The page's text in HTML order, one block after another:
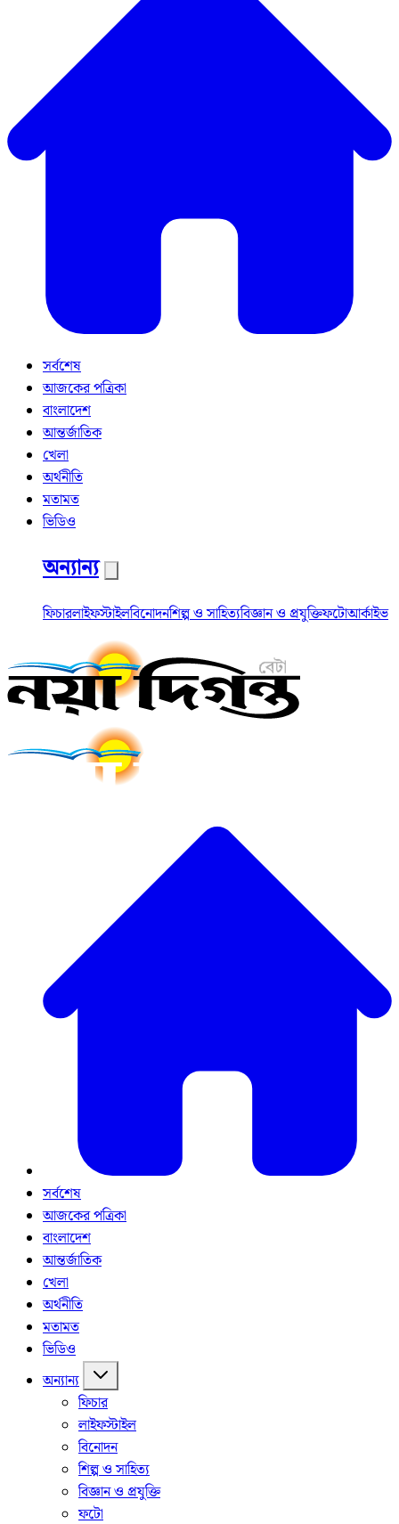
সর্বশেষ
আজকের পত্রিকা
বাংলাদেশ
আন্তর্জাতিক
খেলা
অর্থনীতি
মতামত
ভিডিও
অন্যান্য
ফিচারলাইফস্টাইলবিনোদনশিল্প ও সাহিত্যবিজ্ঞান ও প্রযুক্তিফটোআর্কাইভ
সর্বশেষ
আজকের পত্রিকা
বাংলাদেশ
আন্তর্জাতিক
খেলা
অর্থনীতি
মতামত
ভিডিও
অন্যান্য
ফিচার
লাইফস্টাইল
বিনোদন
শিল্প ও সাহিত্য
বিজ্ঞান ও প্রযুক্তি
ফটো